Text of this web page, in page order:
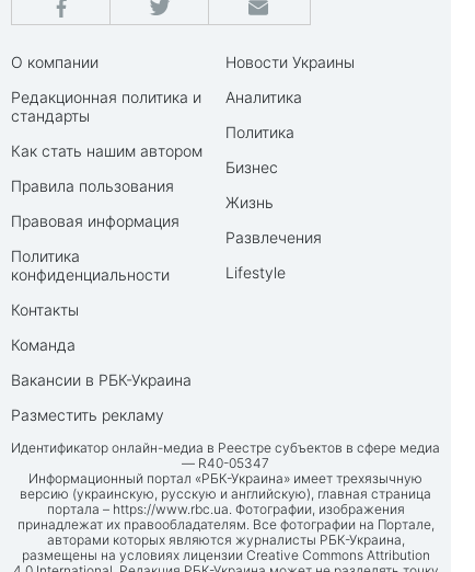
О компании
Редакционная политика и
стандарты
Как стать нашим автором
Правила пользования
Правовая информация
Политика
конфиденциальности
Контакты
Команда
Вакансии в РБК-Украина
Разместить рекламу
Новости Украины
Аналитика
Политика
Бизнес
Жизнь
Развлечения
Lifestyle
Идентификатор онлайн-медиа в Реестре субъектов в сфере медиа
— R40-05347
Информационный портал «РБК-Украина» имеет трехязычную
версию (украинскую, русскую и английскую), главная страница
портала – https://www.rbc.ua . Фотографии, изображения
принадлежат их правообладателям. Все фотографии на Портале,
авторами которых являются журналисты РБК-Украина,
размещены на условиях лицензии Creative Commons Attribution